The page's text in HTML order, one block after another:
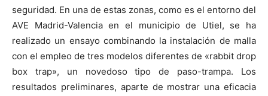
seguridad. En una de estas zonas, como es el entorno del
AVE Madrid-Valencia en el municipio de Utiel, se ha
realizado un ensayo combinando la instalación de malla
con el empleo de tres modelos diferentes de «rabbit drop
box trap», un novedoso tipo de paso-trampa. Los
resultados preliminares, aparte de mostrar una eficacia